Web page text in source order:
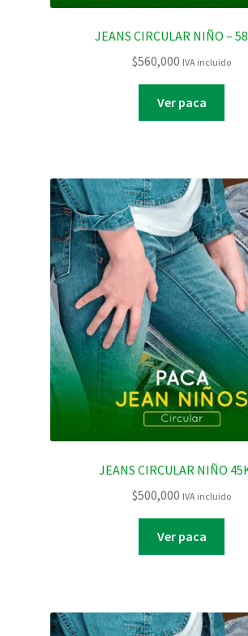
JEANS CIRCULAR NIÑO –
$560,000 IVA incluido
Ver paca
JEANS CIRCULAR NIÑO
$500,000 IVA incluido
Ver paca